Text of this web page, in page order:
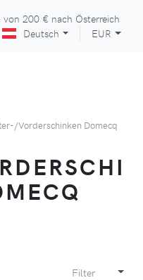
von 200 € nach Österreich
Deutsch
EUR
Vorderschinken Domecq
Filter